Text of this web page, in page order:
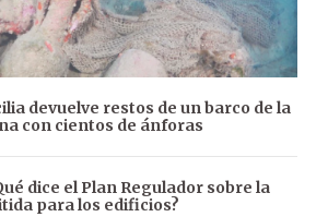
devuelve restos de un barco de la
con cientos de ánforas
dice el Plan Regulador sobre la
para los edificios?